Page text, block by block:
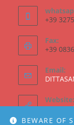
BEWARE OF
+39
Fax:
+39
Email:
Website: